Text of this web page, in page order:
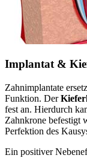
Implantat &
Zahnimplantate
Funktion. Der
fest an. Hierdurch
Zahnkrone befestigt
Perfektion des
Ein positiver